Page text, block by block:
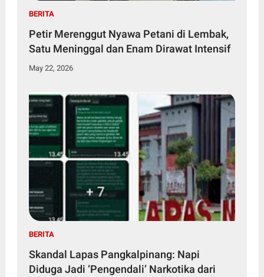
BERITA
Petir Merenggut Nyawa Petani di Lembak,
Satu Meninggal dan Enam Dirawat Intensif
May 22, 2026
BERITA
Skandal Lapas Pangkalpinang: Napi
Diduga Jadi ‘Pengendali’ Narkotika dari